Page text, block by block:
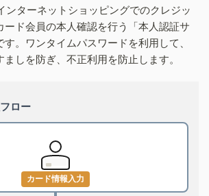
ンターネットショッピングでのクレジッ
ード会員の本人確認を行う「本人認証サ
。ワンタイムパスワードを利用して、
しを防ぎ、不正利用を防止します。
ロー
カード情報入力